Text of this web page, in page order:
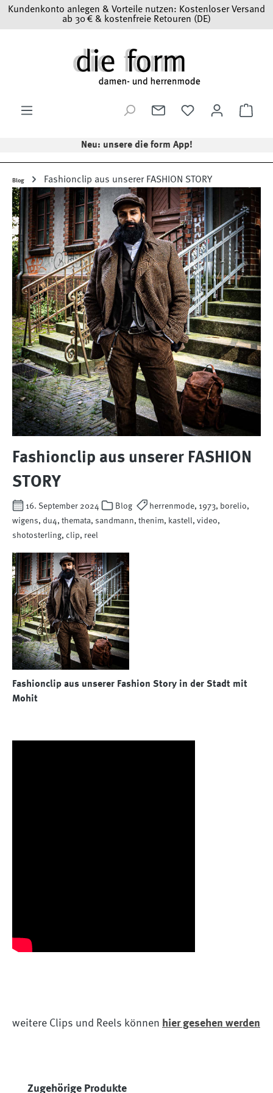
Zum Hauptinhalt springen
Kundenkonto anlegen & Vorteile nutzen: Kostenloser Versand
ab 30 € & kostenfreie Retouren (DE)
Neu: unsere die form App!
Blog Fashionclip aus unserer FASHION STORY
Fashionclip aus unserer FASHION
STORY
16. September 2024 Blog
herrenmode, 1973, borelio,
wigens, du4, themata, sandmann, thenim, kastell, video,
shotosterling, clip, reel
Fashionclip aus unserer Fashion Story in der Stadt mit
Mohit
weitere Clips und Reels können hier gesehen werden
Produktgalerie überspringen
Zugehörige Produkte